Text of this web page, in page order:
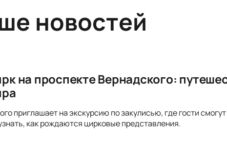
новостей
на проспекте Вернадского:
приглашает на экскурсию по закулисью, где гости
как рождаются цирковые представления.